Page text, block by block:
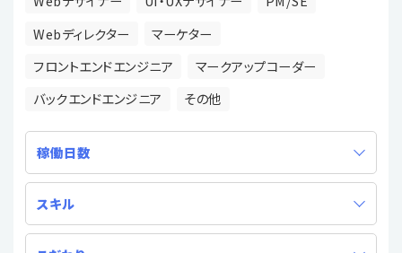
Webディレクター
マーケター
フロントエンドエンジニア
マークアップコーダー
バックエンドエンジニア
その他
稼働日数
スキル